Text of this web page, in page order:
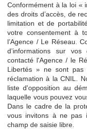
Conformément à la loi «
des droits d’accès, de
limitation et de
votre consentement à
l’Agence / Le Réseau.
d’informations sur
contacté l'Agence / le
Libertés » ne sont pas
réclamation à la CNIL.
liste d'opposition au
laquelle vous pouvez
Dans le cadre de la
vous invitons à ne pas
champ de saisie libre.